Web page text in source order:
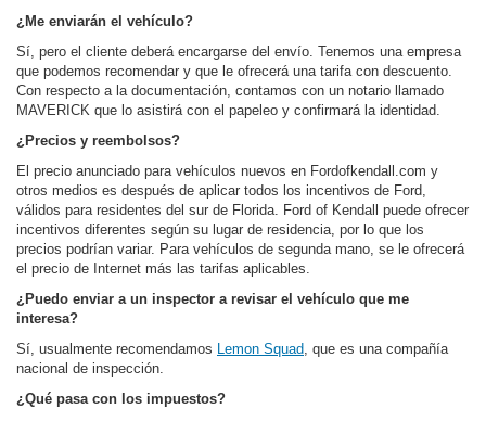
¿Me enviarán el vehículo?
Sí, pero el cliente deberá encargarse del envío. Tenemos una empresa
que podemos recomendar y que le ofrecerá una tarifa con descuento.
Con respecto a la documentación, contamos con un notario llamado
MAVERICK que lo asistirá con el papeleo y confirmará la identidad.
¿Precios y reembolsos?
El precio anunciado para vehículos nuevos en Fordofkendall.com y
otros medios es después de aplicar todos los incentivos de Ford,
válidos para residentes del sur de Florida. Ford of Kendall puede ofrecer
incentivos diferentes según su lugar de residencia, por lo que los
precios podrían variar. Para vehículos de segunda mano, se le ofrecerá
el precio de Internet más las tarifas aplicables.
¿Puedo enviar a un inspector a revisar el vehículo que me
interesa?
Sí, usualmente recomendamos Lemon Squad , que es una compañía
nacional de inspección.
¿Qué pasa con los impuestos?